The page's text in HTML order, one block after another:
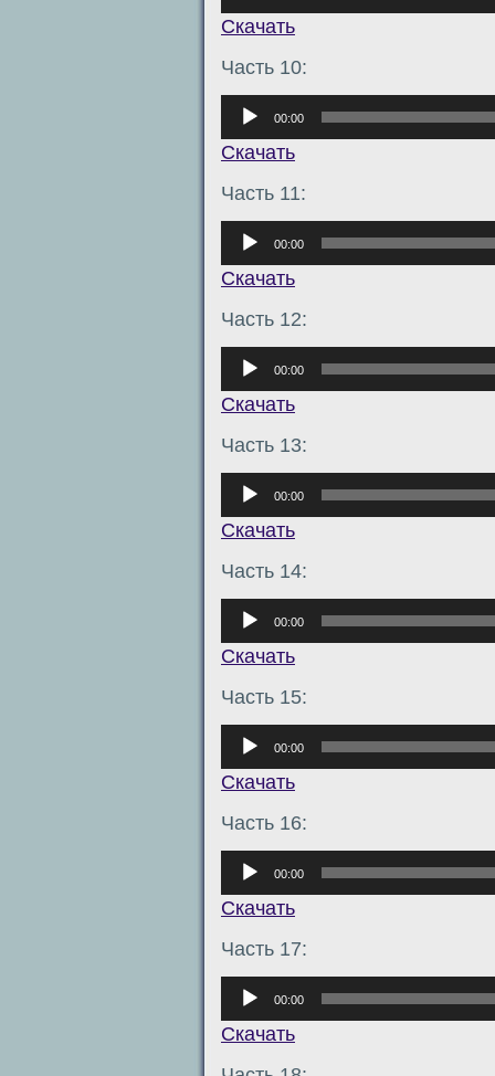
Скачать
Часть 10:
Аудиоплеер
00:00
Скачать
Часть 11:
Аудиоплеер
00:00
Скачать
Часть 12:
Аудиоплеер
00:00
Скачать
Часть 13:
Аудиоплеер
00:00
Скачать
Часть 14:
Аудиоплеер
00:00
Скачать
Часть 15:
Аудиоплеер
00:00
Скачать
Часть 16:
Аудиоплеер
00:00
Скачать
Часть 17:
Аудиоплеер
00:00
Скачать